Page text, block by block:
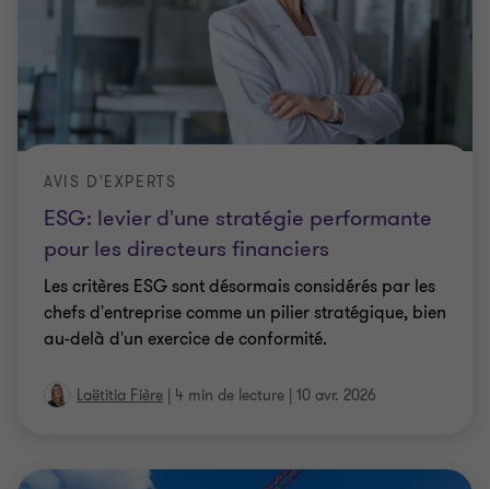
ESG: levier d'une stratégie performante
pour les directeurs financiers
AVIS D'EXPERTS
Les critères ESG sont désormais considérés par les
chefs d'entreprise comme un pilier stratégique, bien
au-delà d'un exercice de conformité.
Laëtitia Fière | 4 min de lecture | 10 avr. 2026